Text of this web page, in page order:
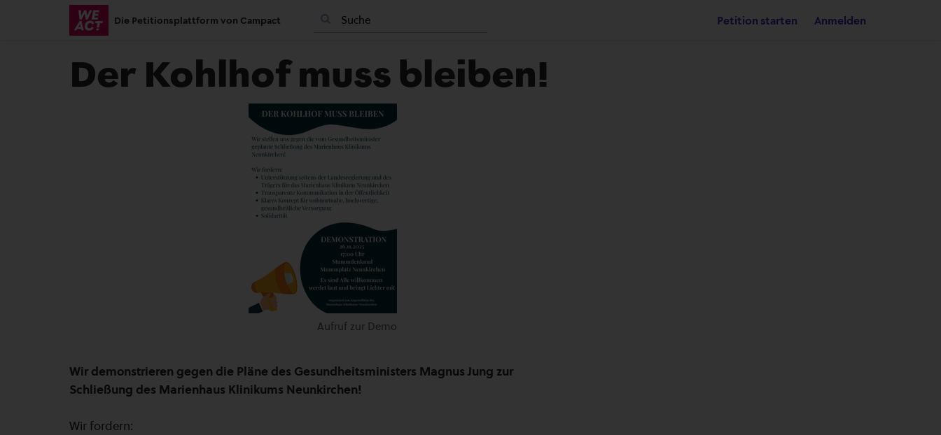
Die Petitionsplattform von Campact Petition starten Anmelden
Der Kohlhof muss bleiben!
Aufruf zur Demo
Wir demonstrieren gegen die Pläne des Gesundheitsministers Magnus Jung zur
Schließung des Marienhaus Klinikums Neunkirchen!
Wir fordern: